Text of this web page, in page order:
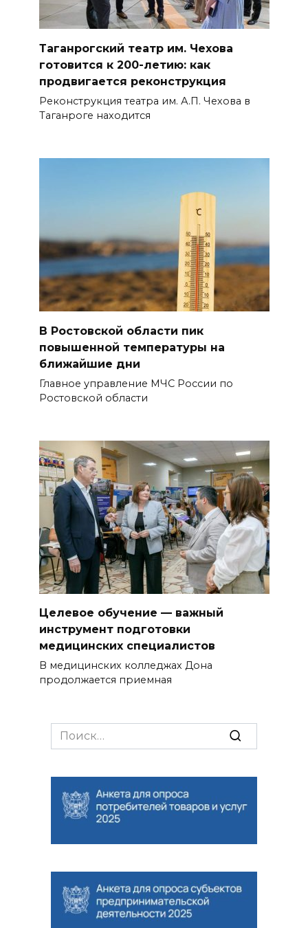
Таганрогский театр им. Чехова
готовится к 200-летию: как
продвигается реконструкция
Реконструкция театра им. А.П. Чехова в
Таганроге находится
В Ростовской области пик
повышенной температуры на
ближайшие дни
Главное управление МЧС России по
Ростовской области
Целевое обучение — важный
инструмент подготовки
медицинских специалистов
В медицинских колледжах Дона
продолжается приемная
Search
for: